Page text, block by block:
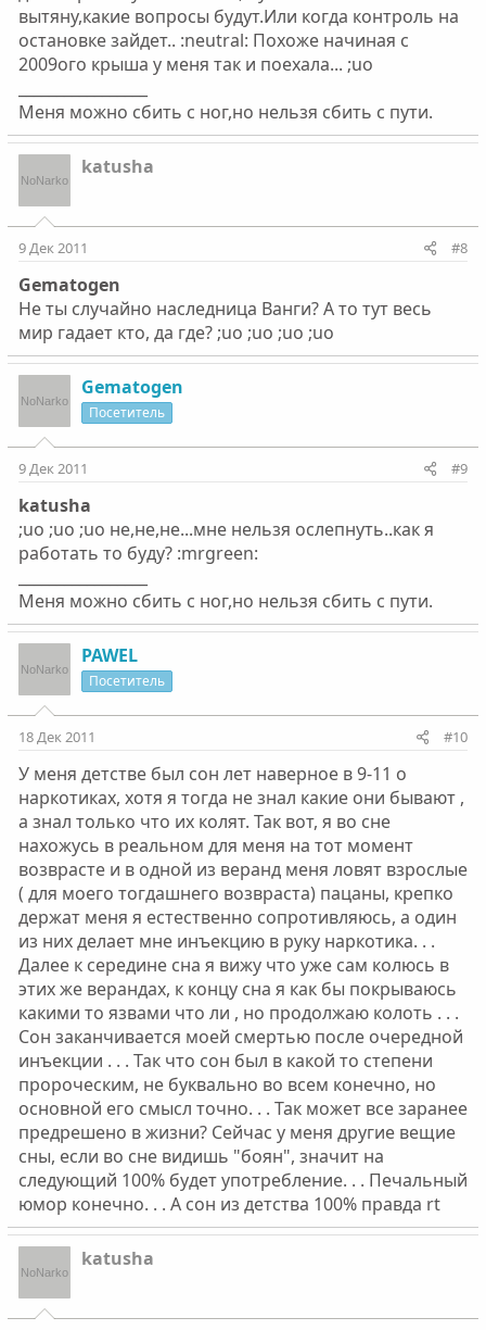
вытяну,какие вопросы будут.Или когда контроль на
остановке зайдет.. :neutral: Похоже начиная с
2009ого крыша у меня так и поехала... ;uo
Меня можно сбить с ног,но нельзя сбить с пути.
katusha
9 Дек 2011 #8
Gematogen
Не ты случайно наследница Ванги? А то тут весь
мир гадает кто, да где? ;uo ;uo ;uo ;uo
Gematogen
Посетитель
9 Дек 2011 #9
katusha
;uo ;uo ;uo не,не,не...мне нельзя ослепнуть..как я
работать то буду? :mrgreen:
Меня можно сбить с ног,но нельзя сбить с пути.
PAWEL
Посетитель
18 Дек 2011 #10
У меня детстве был сон лет наверное в 9-11 о
наркотиках, хотя я тогда не знал какие они бывают ,
а знал только что их колят. Так вот, я во сне
нахожусь в реальном для меня на тот момент
возврасте и в одной из веранд меня ловят взрослые
( для моего тогдашнего возвраста) пацаны, крепко
держат меня я естественно сопротивляюсь, а один
из них делает мне инъекцию в руку наркотика. . .
Далее к середине сна я вижу что уже сам колюсь в
этих же верандах, к концу сна я как бы покрываюсь
какими то язвами что ли , но продолжаю колоть . . .
Сон заканчивается моей смертью после очередной
инъекции . . . Так что сон был в какой то степени
пророческим, не буквально во всем конечно, но
основной его смысл точно. . . Так может все заранее
предрешено в жизни? Сейчас у меня другие вещие
сны, если во сне видишь "боян", значит на
следующий 100% будет употребление. . . Печальный
юмор конечно. . . А сон из детства 100% правда rt
katusha